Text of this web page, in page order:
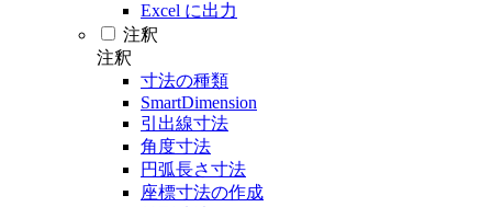
Excel に出力
注釈
注釈
寸法の種類
SmartDimension
引出線寸法
角度寸法
円弧長さ寸法
座標寸法の作成